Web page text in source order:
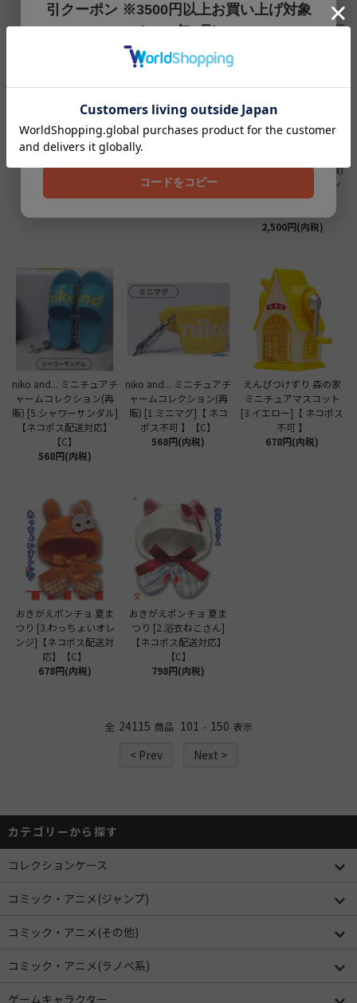
ばあちゃんちの昭和レト
ロライト [2.グリーン]
【ネコポス配送対応】
798円(内税)
ばあちゃんちの昭和レト
ロライト [1.オレンジ]
【ネコポス配送対応】
【C】
1,080円(内税)
ームコレクション(再販)
[全6種セット(フルコン
プ)]【 ネコポス不可 】
2,500円(内税)
niko and... ミニチュアチ
ャームコレクション(再
販) [5.シャワーサンダル]
【ネコポス配送対応】
【C】
568円(内税)
niko and... ミニチュアチ
ャームコレクション(再
販) [1.ミニマグ]【 ネコ
ポス不可 】【C】
568円(内税)
えんぴつけずり 森の家
ミニチュアマスコット
[3.イエロー]【 ネコポス
不可 】
678円(内税)
おきがえポンチョ 夏ま
つり [3.わっちょいオレ
ンジ]【ネコポス配送対
応】【C】
678円(内税)
おきがえポンチョ 夏ま
つり [2.浴衣ねこさん]
【ネコポス配送対応】
【C】
798円(内税)
全 24115 商品 101 - 150 表示
< Prev Next >
カテゴリーから探す
コレクションケース
コミック・アニメ(ジャンプ)
コミック・アニメ(その他)
コミック・アニメ(ラノベ系)
ゲームキャラクター
引クーポン ※3500円以上お買い上げ対象
(2026年8月)
【200円OFFクーポン】3500円以上お買上げでご利用可能
です!! 8月1日～8月31日まで
202608
コードをコピー